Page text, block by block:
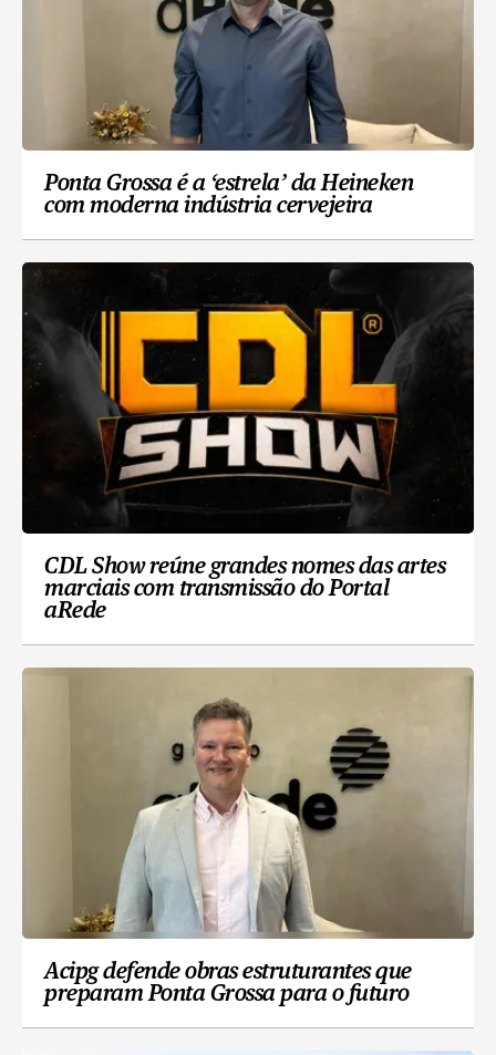
Ponta Grossa é a ‘estrela’ da Heineken
com moderna indústria cervejeira
CDL Show reúne grandes nomes das artes
marciais com transmissão do Portal
aRede
Acipg defende obras estruturantes que
preparam Ponta Grossa para o futuro